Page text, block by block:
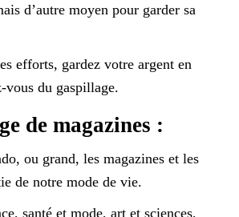
d’autre moyen pour garder sa
efforts, gardez votre argent en
vous du gaspillage.
de magazines :
ou grand, les magazines et les
de notre mode de vie.
santé et mode, art et sciences,